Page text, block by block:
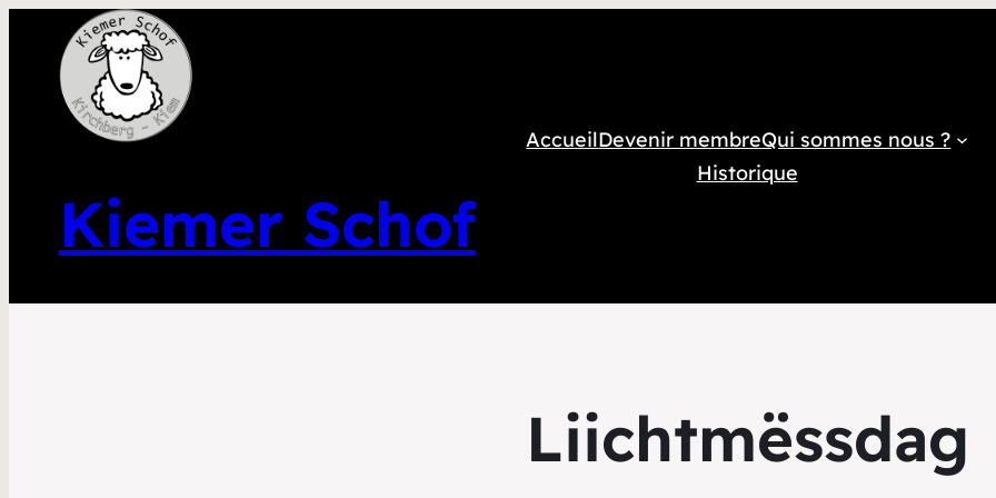
Kiemer Schof
AccueilDevenir membreQui sommes nous ?
Historique
Liichtmëssdag